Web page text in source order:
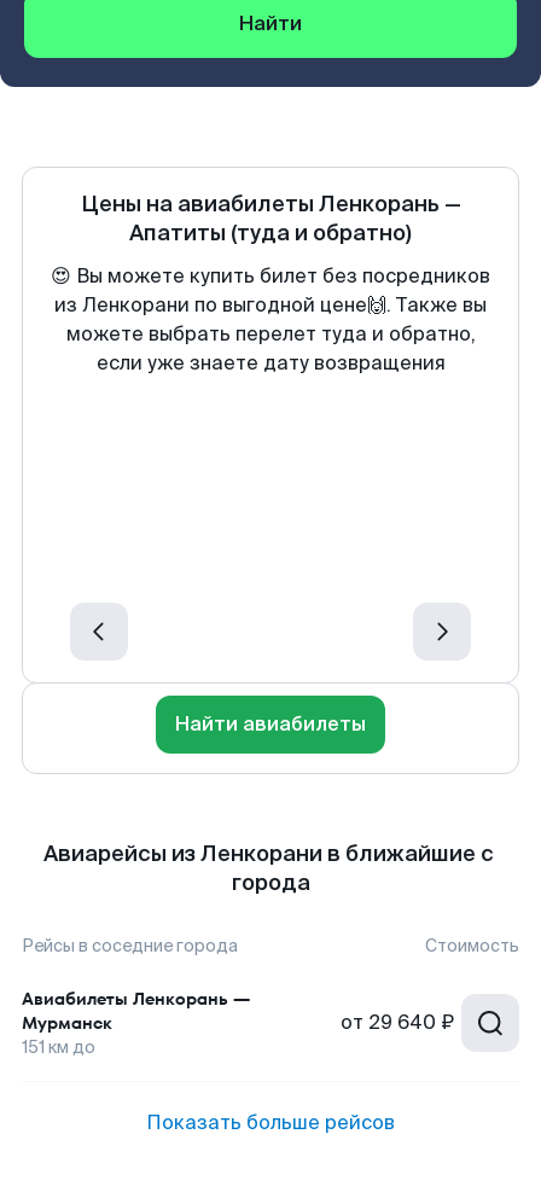
Найти
Цены на авиабилеты Ленкорань —
Апатиты (туда и обратно)
😍 Вы можете купить билет без посредников
из Ленкорани по выгодной цене🙌. Также вы
можете выбрать перелет туда и обратно,
если уже знаете дату возвращения
Найти авиабилеты
Авиарейсы из Ленкорани в ближайшие с
города
Рейсы в соседние города Стоимость
Авиабилеты Ленкорань —
Мурманск
151 км до
от 29 640 ₽
Показать больше рейсов